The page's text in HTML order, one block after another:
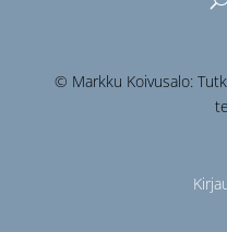
© Markku Koivusalo: